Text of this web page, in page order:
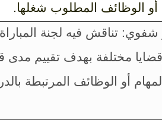
أو الوظائف المطلوب شغلها.
شفوي: تناقش فيه لجنة
مختلفة بهدف تقييم مدى
أو الوظائف المرتبطة